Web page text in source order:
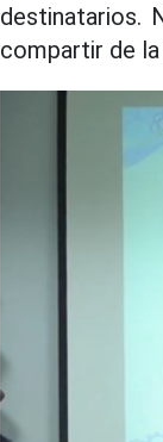
destinatarios.
compartir de